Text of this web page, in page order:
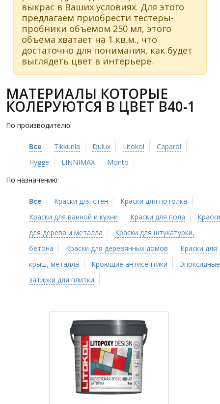
выкрас в Ваших условиях. Для этого
предлагаем приобрести тестеры-
пробники объемом 250 мл, этого
объема хватает на 1 кв.м., что
достаточно для понимания, как будет
выглядеть цвет в интерьере.
МАТЕРИАЛЫ КОТОРЫЕ
КОЛЕРУЮТСЯ В ЦВЕТ B40-1
По производителю:
Все Tikkurila Dulux Litokol
Caparol
Hygge
LINNIMAX
Monto
По назначению:
Все Краски для стен
Краски для потолка
Краски для ванной и кухни
Краски для пола
Краски
для дерева и металла
Краски для штукатурки,
бетона
Краски для деревянных домов
Краски для
крыш, металла
Кроющие антисептики
Эпоксидные
затирки для плитки